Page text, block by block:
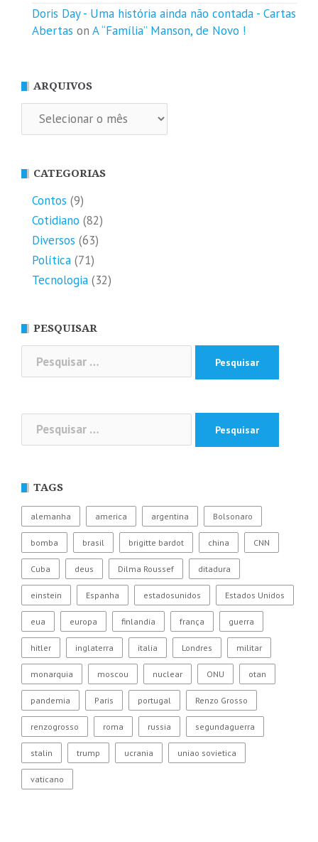
Doris Day - Uma história ainda não contada - Cartas
Abertas on A “Família” Manson, de Novo !
ARQUIVOS
Arquivos
CATEGORIAS
Contos (9)
Cotidiano (82)
Diversos (63)
Política (71)
Tecnologia (32)
PESQUISAR
por:
Pesquisar
por:
TAGS
alemanha america argentina Bolsonaro
bomba brasil brigitte bardot china CNN
Cuba deus Dilma Roussef ditadura
einstein Espanha estadosunidos Estados Unidos
eua europa finlandia frança guerra
hitler inglaterra italia Londres militar
monarquia moscou nuclear ONU otan
pandemia Paris portugal Renzo Grosso
renzogrosso roma russia segundaguerra
stalin trump ucrania uniao sovietica
vaticano